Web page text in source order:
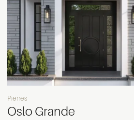
Pierres
Oslo Grande